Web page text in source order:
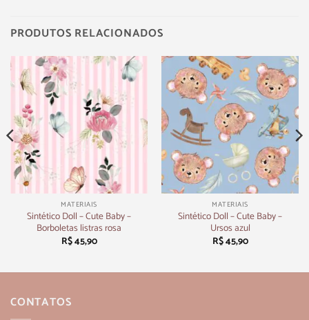
PRODUTOS RELACIONADOS
MATERIAIS
Sintético Doll – Cute Baby –
Borboletas listras rosa
R$45,90
MATERIAIS
Sintético Doll – Cute Baby –
Ursos azul
R$45,90
CONTATOS